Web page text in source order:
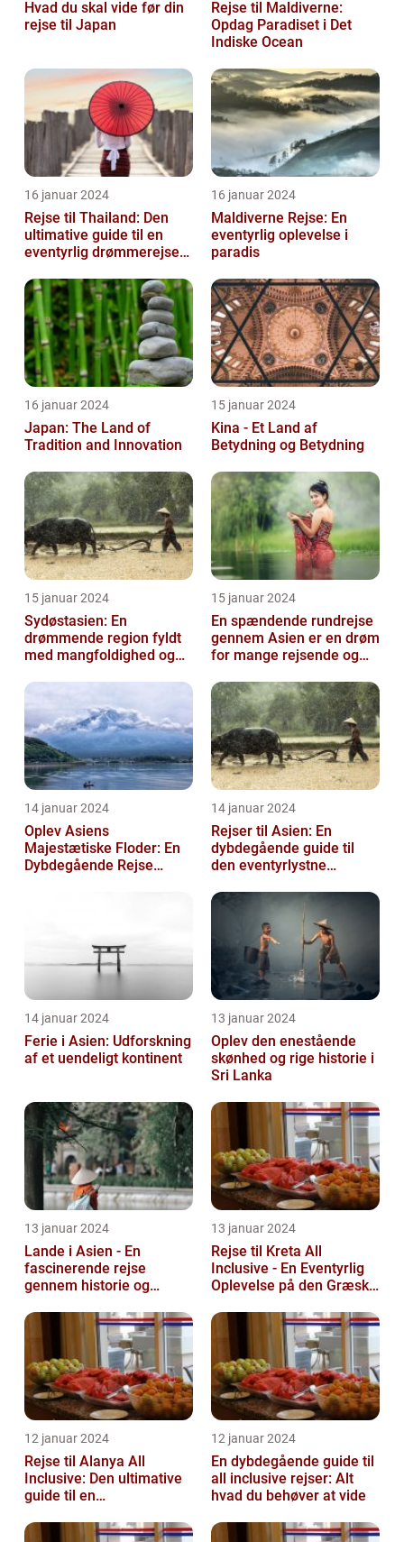
Hvad du skal vide før din
rejse til Japan
Rejse til Maldiverne:
Opdag Paradiset i Det
Indiske Ocean
16 januar 2024
Rejse til Thailand: Den
ultimative guide til en
eventyrlig drømmerejse
16 januar 2024
Maldiverne Rejse: En
eventyrlig oplevelse i
paradis
16 januar 2024
Japan: The Land of
Tradition and Innovation
15 januar 2024
Kina - Et Land af
Betydning og Betydning
15 januar 2024
Sydøstasien: En
drømmende region fyldt
med mangfoldighed og
15 januar 2024
En spændende rundrejse
gennem Asien er en drøm
for mange rejsende og
14 januar 2024
Oplev Asiens
Majestætiske Floder: En
Dybdegående Rejse
14 januar 2024
Rejser til Asien: En
dybdegående guide til
den eventyrlystne
14 januar 2024
Ferie i Asien: Udforskning
af et uendeligt kontinent
13 januar 2024
Oplev den enestående
skønhed og rige historie i
Sri Lanka
13 januar 2024
Lande i Asien - En
fascinerende rejse
gennem historie og
13 januar 2024
Rejse til Kreta All
Inclusive - En Eventyrlig
Oplevelse på den Græske
12 januar 2024
Rejse til Alanya All
Inclusive: Den ultimative
guide til en
12 januar 2024
En dybdegående guide til
all inclusive rejser: Alt
hvad du behøver at vide